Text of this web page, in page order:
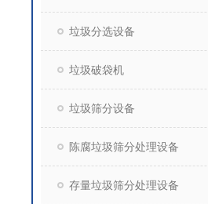
垃圾分选设备
垃圾破袋机
垃圾筛分设备
陈腐垃圾筛分处理设备
存量垃圾筛分处理设备